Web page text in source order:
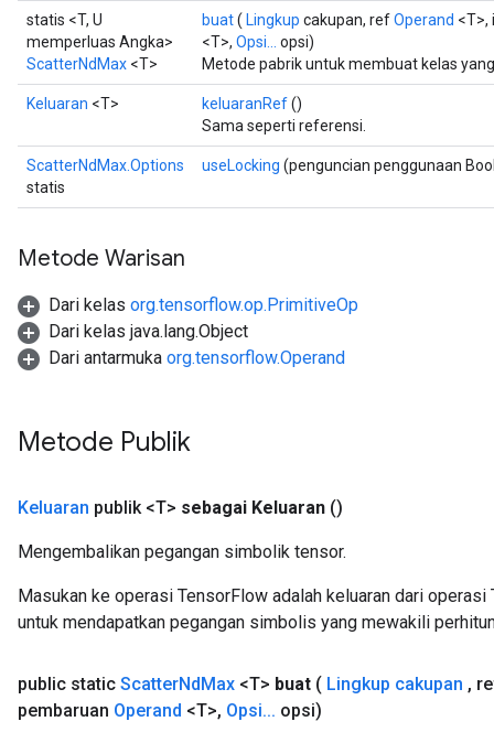
statis <T, U
memperluas Angka>
ScatterNdMax <T>
buat( Lingkup cakupan, refOperand
<T>, Opsi...
opsi)
Metode pabrik untuk membuat kelas
Keluaran <T> keluaranRef()
Sama seperti referensi.
ScatterNdMax.Options
statis
useLocking (penguncian penggunaan
Metode Warisan
Dari kelas org.tensorflow.op.PrimitiveOp
Dari kelas java.lang.Object
Dari antarmuka org.tensorflow.Operand
Metode Publik
Keluaran publik <T> sebagai Keluaran ()
Mengembalikan pegangan simbolik tensor.
Masukan ke operasi TensorFlow adalah keluaran dari
untuk mendapatkan pegangan simbolis yang mewakili
public static ScatterNdMax <T> buat ( Lingkup cakupan ,
pembaruan Operand <T>, Opsi... opsi)